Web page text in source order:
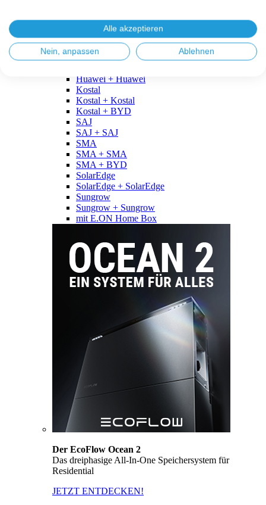
Fronius + BYD
GoodWe
GoodWe + GoodWe
GoodWe + BYD
Huawei + Huawei
Kostal
Kostal + Kostal
Kostal + BYD
SAJ
SAJ + SAJ
SMA
SMA + SMA
SMA + BYD
SolarEdge
SolarEdge + SolarEdge
Sungrow
Sungrow + Sungrow
mit E.ON Home Box
Der EcoFlow Ocean 2
Das dreiphasige All-In-One Speichersystem für
Residential
JETZT ENTDECKEN!
Alle akzeptieren
Nein, anpassen Ablehnen